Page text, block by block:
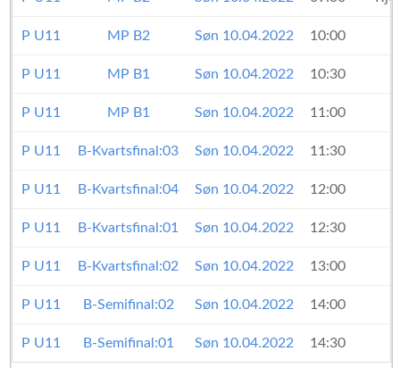
P U11 MP B2 Søn 10.04.2022 10:00
P U11 MP B1 Søn 10.04.2022 10:30
P U11 MP B1 Søn 10.04.2022 11:00
P U11 B-Kvartsfinal:03 Søn 10.04.2022 11:30
P U11 B-Kvartsfinal:04 Søn 10.04.2022 12:00
P U11 B-Kvartsfinal:01 Søn 10.04.2022 12:30
P U11 B-Kvartsfinal:02 Søn 10.04.2022 13:00
P U11 B-Semifinal:02 Søn 10.04.2022 14:00
P U11 B-Semifinal:01 Søn 10.04.2022 14:30